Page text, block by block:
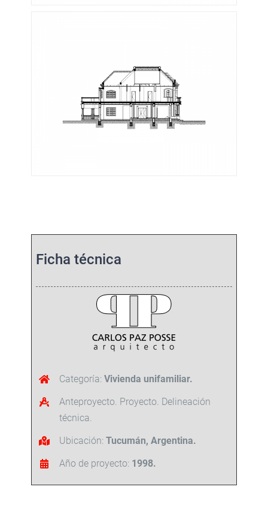
Ficha técnica
Categoría: Vivienda unifamiliar.
Anteproyecto. Proyecto. Delineación
técnica.
Ubicación: Tucumán, Argentina.
Año de proyecto: 1998.